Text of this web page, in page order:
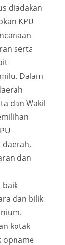
diadakan
KPU
serta
Dalam
dan Wakil
daerah,
dan
baik
dan bilik
kotak
opname